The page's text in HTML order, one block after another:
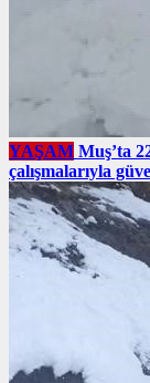
YAŞAM Muş’ta
çalışmalarıyla